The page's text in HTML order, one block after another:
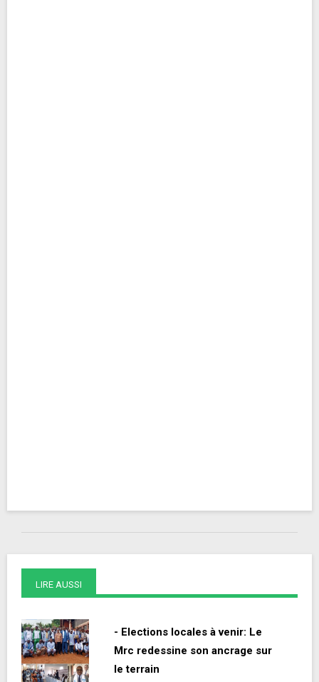
LIRE AUSSI
- Elections locales à venir: Le
Mrc redessine son ancrage sur
le terrain